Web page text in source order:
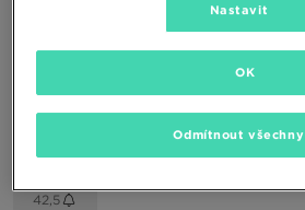
42,5
Nastavit
Odmítnout všechny
OK